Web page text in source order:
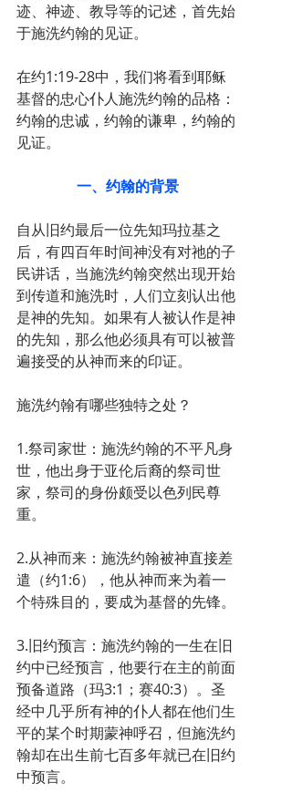
迹、神迹、教导等的记述，首先始
于施洗约翰的见证。
在约1:19-28中，我们将看到耶稣
基督的忠心仆人施洗约翰的品格：
约翰的忠诚，约翰的谦卑，约翰的
见证。
一、约翰的背景
自从旧约最后一位先知玛拉基之
后，有四百年时间神没有对祂的子
民讲话，当施洗约翰突然出现开始
到传道和施洗时，人们立刻认出他
是神的先知。如果有人被认作是神
的先知，那么他必须具有可以被普
遍接受的从神而来的印证。
施洗约翰有哪些独特之处？
1.祭司家世：施洗约翰的不平凡身
世，他出身于亚伦后裔的祭司世
家，祭司的身份颇受以色列民尊
重。
2.从神而来：施洗约翰被神直接差
遣（约1:6），他从神而来为着一
个特殊目的，要成为基督的先锋。
3.旧约预言：施洗约翰的一生在旧
约中已经预言，他要行在主的前面
预备道路（玛3:1；赛40:3）。圣
经中几乎所有神的仆人都在他们生
平的某个时期蒙神呼召，但施洗约
翰却在出生前七百多年就已在旧约
中预言。